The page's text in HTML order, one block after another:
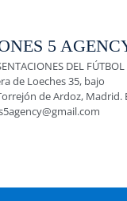
5
DEL
de Loeches 35, bajo
de Ardoz, Madrid.